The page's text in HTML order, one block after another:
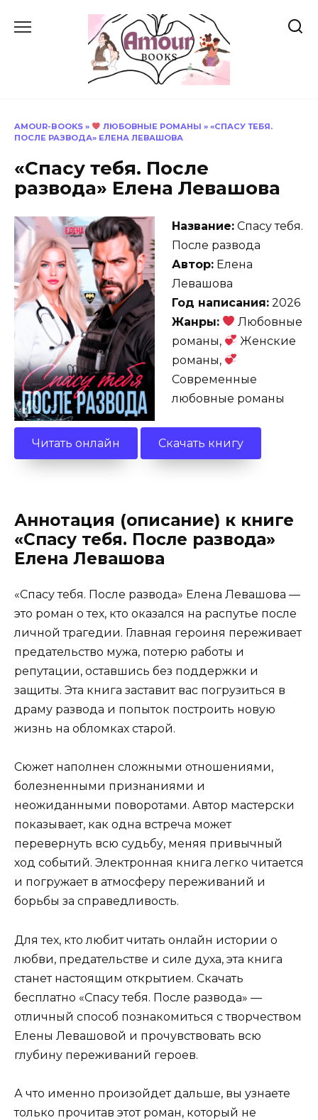
AMOUR-BOOKS » ЛЮБОВНЫЕ РОМАНЫ » «СПАСУ ТЕБЯ.
ПОСЛЕ РАЗВОДА» ЕЛЕНА ЛЕВАШОВА
«Спасу тебя. После
развода» Елена Левашова
Название: Спасу тебя.
После развода
Автор: Елена
Левашова
Год написания: 2026
Жанры:
Любовные
романы,
Женские
романы,
Современные
любовные романы
Читать онлайн Скачать книгу
Аннотация (описание) к книге
«Спасу тебя. После развода»
Елена Левашова
«Спасу тебя. После развода» Елена Левашова —
это роман о тех, кто оказался на распутье после
личной трагедии. Главная героиня переживает
предательство мужа, потерю работы и
репутации, оставшись без поддержки и
защиты. Эта книга заставит вас погрузиться в
драму развода и попыток построить новую
жизнь на обломках старой.
Сюжет наполнен сложными отношениями,
болезненными признаниями и
неожиданными поворотами. Автор мастерски
показывает, как одна встреча может
перевернуть всю судьбу, меняя привычный
ход событий. Электронная книга легко читается
и погружает в атмосферу переживаний и
борьбы за справедливость.
Для тех, кто любит читать онлайн истории о
любви, предательстве и силе духа, эта книга
станет настоящим открытием. Скачать
бесплатно «Спасу тебя. После развода» —
отличный способ познакомиться с творчеством
Елены Левашовой и прочувствовать всю
глубину переживаний героев.
А что именно произойдет дальше, вы узнаете
только прочитав этот роман, который не